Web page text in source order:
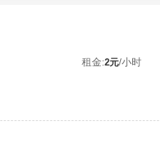
租金:2元/小时